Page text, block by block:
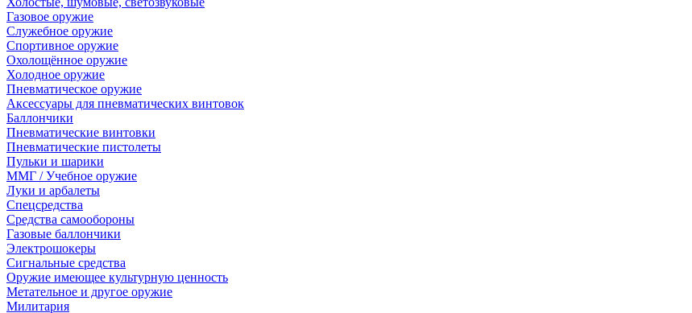
Газовое оружие
Служебное оружие
Спортивное оружие
Охолощённое оружие
Холодное оружие
Пневматическое оружие
Аксессуары для пневматических винтовок
Баллончики
Пневматические винтовки
Пневматические пистолеты
Пульки и шарики
ММГ / Учебное оружие
Луки и арбалеты
Спецсредства
Средства самообороны
Газовые баллончики
Электрошокеры
Сигнальные средства
Оружие имеющее культурную ценность
Метательное и другое оружие
Милитария